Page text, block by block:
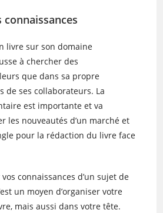
livre sur son domaine
à chercher des
que dans sa propre
de ses collaborateurs. La
est importante et va
les nouveautés d’un marché et
pour la rédaction du livre face
connaissances d’un sujet de
un moyen d’organiser votre
mais aussi dans votre tête.